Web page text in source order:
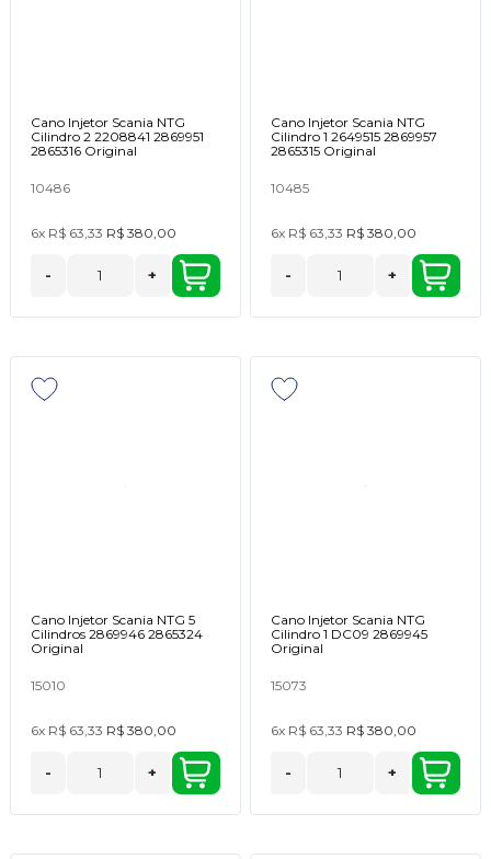
Cano Injetor Scania NTG
Cilindro 2 2208841 2869951
2865316 Original
10486
6x R$ 63,33 R$ 380,00
- +
Cano Injetor Scania NTG
Cilindro 1 2649515 2869957
2865315 Original
10485
6x R$ 63,33 R$ 380,00
- +
Cano Injetor Scania NTG 5
Cilindros 2869946 2865324
Original
15010
6x R$ 63,33 R$ 380,00
- +
Cano Injetor Scania NTG
Cilindro 1 DC09 2869945
Original
15073
6x R$ 63,33 R$ 380,00
- +